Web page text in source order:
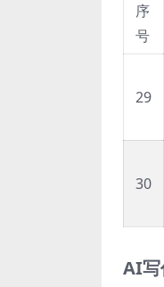
序
号
29
30
AI写